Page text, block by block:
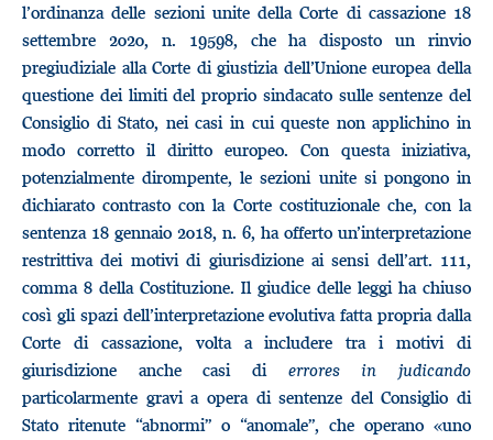
l’ordinanza delle sezioni unite della Corte di cassazione 18
settembre 2020, n. 19598, che ha disposto un rinvio
pregiudiziale alla Corte di giustizia dell’Unione europea della
questione dei limiti del proprio sindacato sulle sentenze del
Consiglio di Stato, nei casi in cui queste non applichino in
modo corretto il diritto europeo. Con questa iniziativa,
potenzialmente dirompente, le sezioni unite si pongono in
dichiarato contrasto con la Corte costituzionale che, con la
sentenza 18 gennaio 2018, n. 6, ha offerto un’interpretazione
restrittiva dei motivi di giurisdizione ai sensi dell’art. 111,
comma 8 della Costituzione. Il giudice delle leggi ha chiuso
così gli spazi dell’interpretazione evolutiva fatta propria dalla
Corte di cassazione, volta a includere tra i motivi di
giurisdizione anche casi di errores in judicando
particolarmente gravi a opera di sentenze del Consiglio di
Stato ritenute “abnormi” o “anomale”, che operano «uno